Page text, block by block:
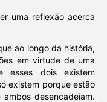
uma reflexão acerca
ao longo da história,
em virtude de uma
esses dois existem
existem porque estão
desencadeiam.